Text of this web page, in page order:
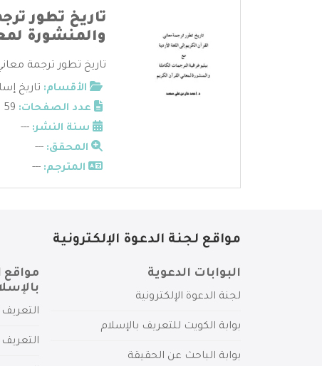
تاريخ تطور
والمنشورة
تاريخ تطور ترجمة
الأقسام: تاريخ
عدد الصفحات:
سنة النشر: ---
المحقق: ---
المترجم: ---
مواقع لجنة الدعوة الإلكترونية
البوابات الدعوية
لجنة الدعوة الإلكترونية
بوابة الكويت للتعريف بالإسلام
بوابة الباحث عن الحقيقة
مواقع
التعريف